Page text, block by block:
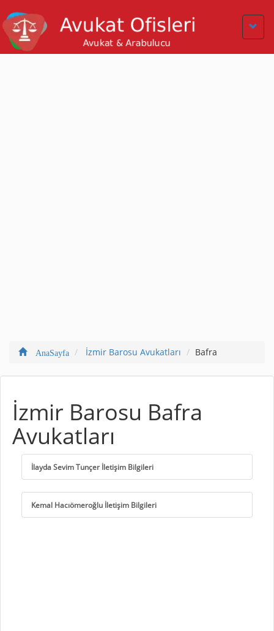
AnaSayfa İzmir Barosu Avukatları Bafra
İzmir Barosu Bafra
Avukatları
İlayda Sevim Tunçer İletişim Bilgileri
Kemal Hacıömeroğlu İletişim Bilgileri